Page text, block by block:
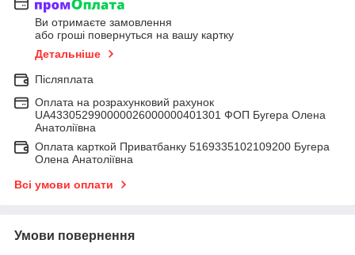
Ви отримаєте замовлення
або гроші повернуться на вашу картку
Детальніше
Післяплата
Оплата на розрахунковий рахунок
UA433052990000026000000401301 ФОП Бугера Олена
Анатоліївна
Оплата карткой Приватбанку 5169335102109200 Бугера
Олена Анатоліївна
Всі умови оплати
Умови повернення